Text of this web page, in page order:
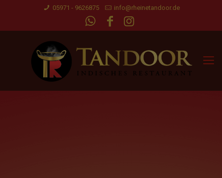
05971 - 9626875 info@rheinetandoor.de